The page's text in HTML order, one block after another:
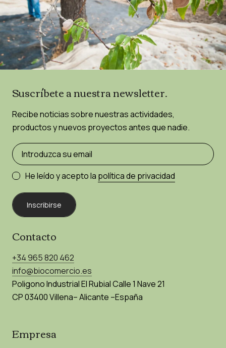
Suscríbete a nuestra newsletter.
Recibe noticias sobre nuestras actividades,
productos y nuevos proyectos antes que nadie.
He leído y acepto la política de privacidad
Inscribirse
Contacto
+34 965 820 462
info@biocomercio.es
Poligono Industrial El Rubial Calle 1 Nave 21
CP 03400 Villena– Alicante –España
Empresa